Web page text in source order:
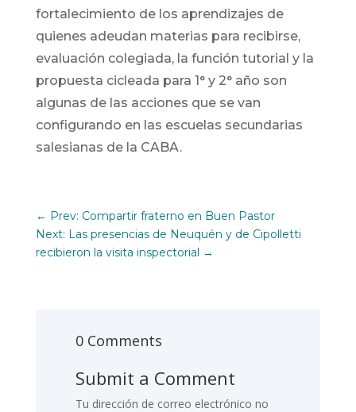
fortalecimiento de los aprendizajes de
quienes adeudan materias para recibirse,
evaluación colegiada, la función tutorial y la
propuesta cicleada para 1° y 2° año son
algunas de las acciones que se van
configurando en las escuelas secundarias
salesianas de la CABA.
← Prev: Compartir fraterno en Buen Pastor
Next: Las presencias de Neuquén y de Cipolletti
recibieron la visita inspectorial →
0 Comments
Submit a Comment
Tu dirección de correo electrónico no